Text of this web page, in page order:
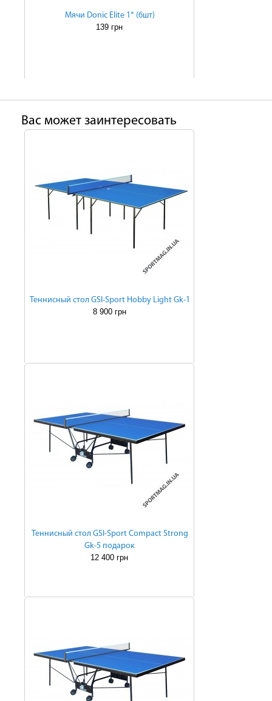
Мячи Donic Elite 1* (6шт)
139 грн
Ваc может заинтересовать
Теннисный стол GSI-Sport Hobby Light Gk-1
8 900 грн
Теннисный стол GSI-Sport Compact Strong
Gk-5 подарок
12 400 грн